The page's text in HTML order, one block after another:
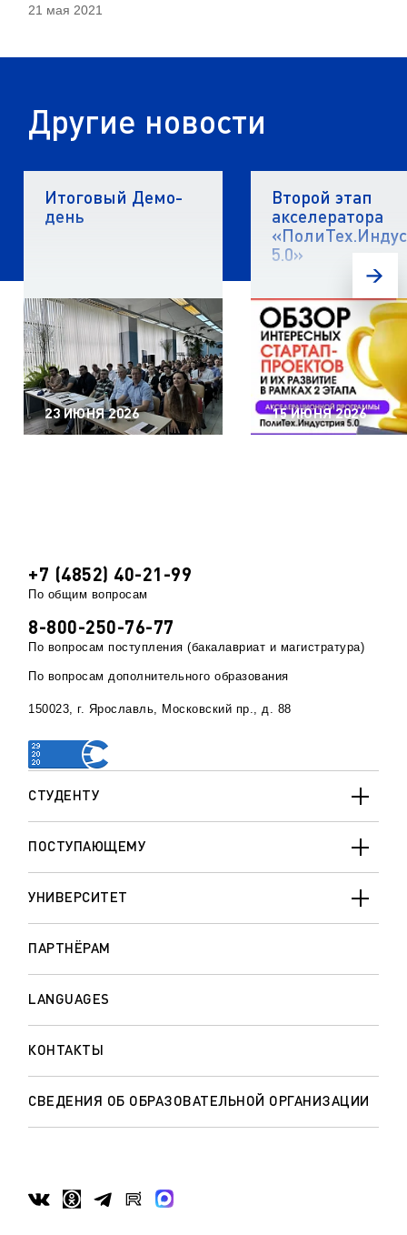
21 мая 2021
Другие новости
Итоговый Демо-
день
23 ИЮНЯ 2026
Второй этап
акселератора
5.0»
15 ИЮНЯ 2026
СТУДЕНТУ
ПОСТУПАЮЩЕМУ
УНИВЕРСИТЕТ
ПАРТНЁРАМ
LANGUAGES
КОНТАКТЫ
СВЕДЕНИЯ ОБ ОБРАЗОВАТЕЛЬНОЙ ОРГАНИЗАЦИИ
+7 (4852) 40-21-99
По общим вопросам
8-800-250-76-77
По вопросам поступления (бакалавриат и магистратура)
По вопросам дополнительного образования
150023, г. Ярославль, Московский пр., д. 88